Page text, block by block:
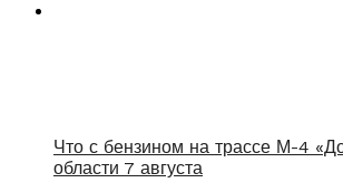
Что с бензином на трассе М-4
области 7 августа